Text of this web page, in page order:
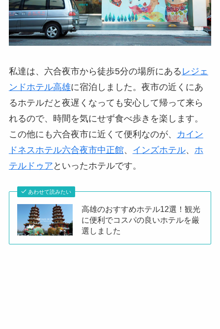
私達は、六合夜市から徒歩5分の場所にある レジェ
ンドホテル高雄に宿泊しました。夜市の近くにあ
るホテルだと夜遅くなっても安心して帰って来ら
れるので、時間を気にせず食べ歩きを楽します。
この他にも六合夜市に近くて便利なのが、
カイン
ドネスホテル六合夜市中正館、 インズホテル、 ホ
テルドゥア といったホテルです。
あわせて読みたい
高雄のおすすめホテル12選！観光
に便利でコスパの良いホテルを厳
選しました